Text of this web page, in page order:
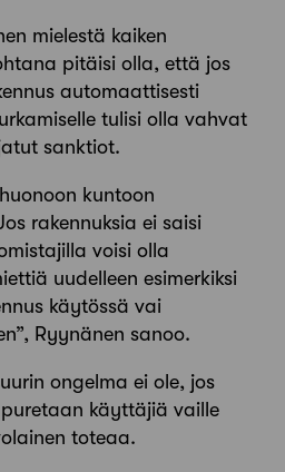
mielestä kaiken
pitäisi olla, että jos
automaattisesti
tulisi olla vahvat
sanktiot.
kuntoon
rakennuksia ei saisi
voisi olla
uudelleen esimerkiksi
käytössä vai
Ryynänen sanoo.
ongelma ei ole, jos
käyttäjiä vaille
toteaa.